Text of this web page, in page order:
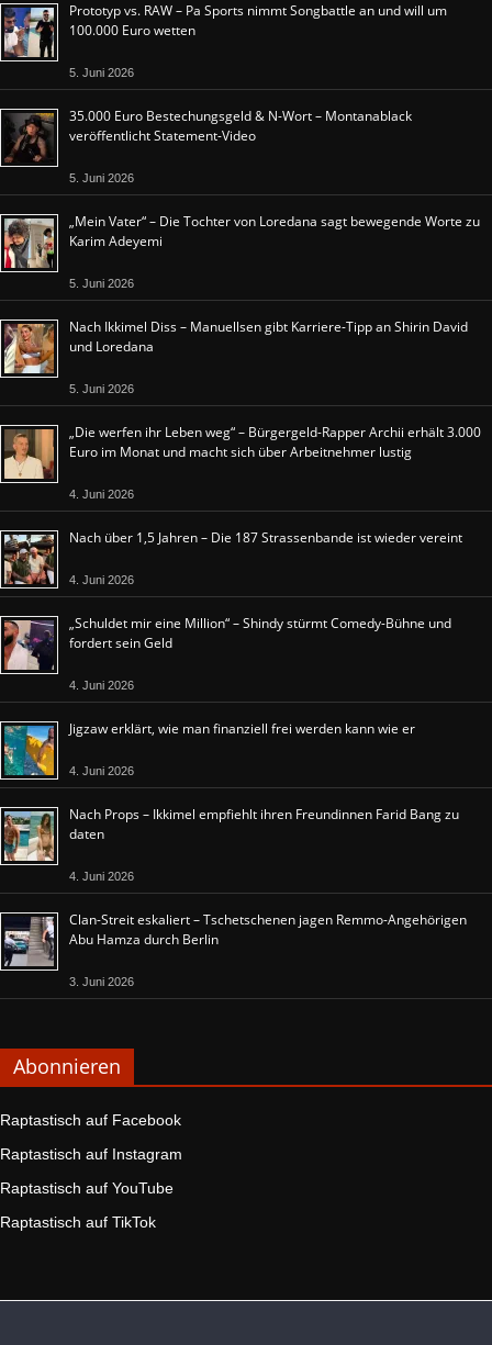
Prototyp vs. RAW – Pa Sports nimmt Songbattle an und will um
100.000 Euro wetten
5. Juni 2026
35.000 Euro Bestechungsgeld & N-Wort – Montanablack
veröffentlicht Statement-Video
5. Juni 2026
„Mein Vater“ – Die Tochter von Loredana sagt bewegende Worte zu
Karim Adeyemi
5. Juni 2026
Nach Ikkimel Diss – Manuellsen gibt Karriere-Tipp an Shirin David
und Loredana
5. Juni 2026
„Die werfen ihr Leben weg“ – Bürgergeld-Rapper Archii erhält 3.000
Euro im Monat und macht sich über Arbeitnehmer lustig
4. Juni 2026
Nach über 1,5 Jahren – Die 187 Strassenbande ist wieder vereint
4. Juni 2026
„Schuldet mir eine Million“ – Shindy stürmt Comedy-Bühne und
fordert sein Geld
4. Juni 2026
Jigzaw erklärt, wie man finanziell frei werden kann wie er
4. Juni 2026
Nach Props – Ikkimel empfiehlt ihren Freundinnen Farid Bang zu
daten
4. Juni 2026
Clan-Streit eskaliert – Tschetschenen jagen Remmo-Angehörigen
Abu Hamza durch Berlin
3. Juni 2026
Abonnieren
Raptastisch auf Facebook
Raptastisch auf Instagram
Raptastisch auf YouTube
Raptastisch auf TikTok